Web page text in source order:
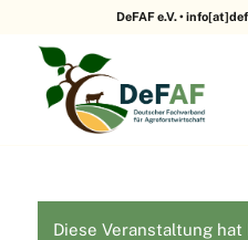
DeFAF e.V. •
Diese Veranstaltung